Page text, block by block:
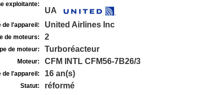
exploitante:
UA
de l'appareil: United Airlines Inc
de moteurs: 2
de moteur: Turboréacteur
Moteur: CFM INTL CFM56-7B26/3
de l'appareil: 16 an(s)
Statut: réformé